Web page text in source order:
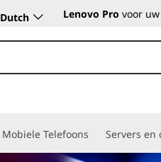
Dutch Lenovo Pro voor
Mobiele Telefoons Servers